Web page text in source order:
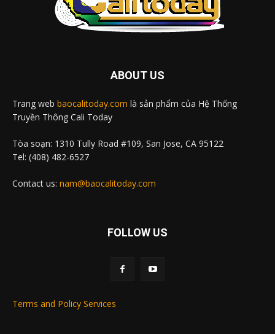
ABOUT US
Trang web baocalitoday.com là sản phẩm của Hệ Thống
Truyền Thông Cali Today
Tòa soạn: 1310 Tully Road #109, San Jose, CA 95122
Tel: (408) 482-6527
Contact us: nam@baocalitoday.com
FOLLOW US
Terms and Policy Services